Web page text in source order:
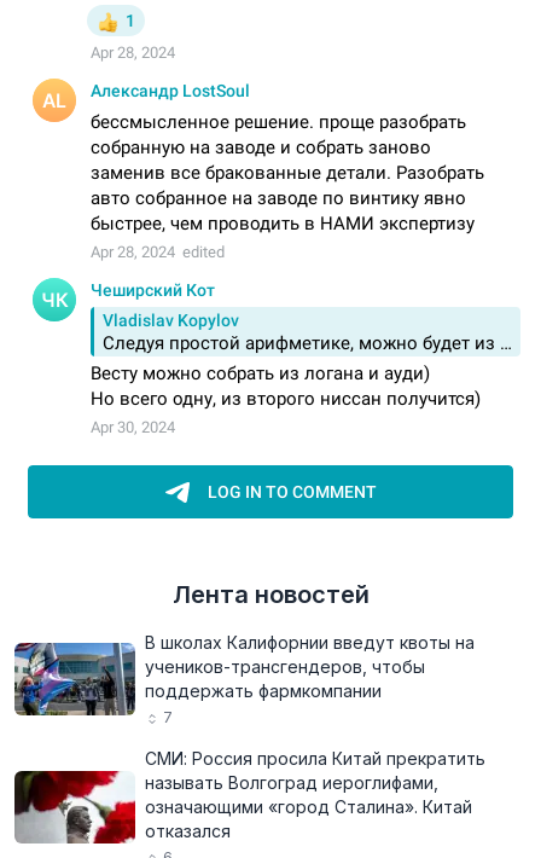
Лента новостей
В школах Калифорнии введут квоты на
учеников-трансгендеров, чтобы
поддержать фармкомпании
7
СМИ: Россия просила Китай прекратить
называть Волгоград иероглифами,
означающими «город Сталина». Китай
отказался